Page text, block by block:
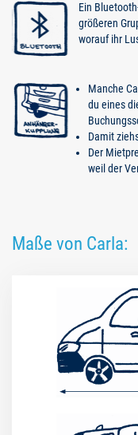
Ein
größeren
worauf ihr
Manche
du eines
Damit
Der
weil der
Maße von Carla: